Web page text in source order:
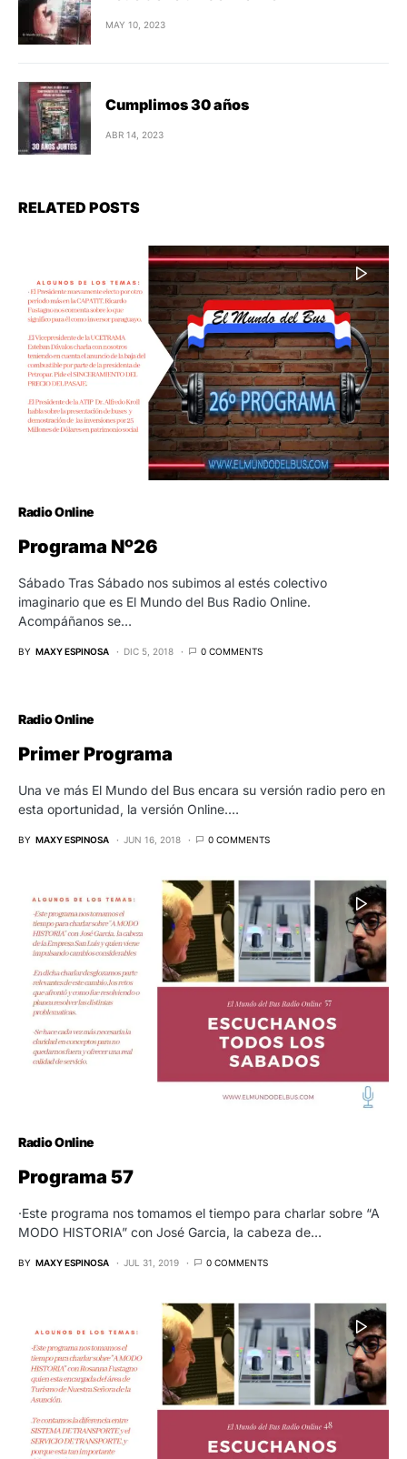
MAY 10, 2023
Cumplimos 30 años
ABR 14, 2023
RELATED POSTS
Radio Online
Programa Nº26
Sábado Tras Sábado nos subimos al estés colectivo
imaginario que es El Mundo del Bus Radio Online.
Acompáñanos se…
BY MAXY ESPINOSA DIC 5, 2018 0 COMMENTS
Radio Online
Primer Programa
Una ve más El Mundo del Bus encara su versión radio pero en
esta oportunidad, la versión Online.…
BY MAXY ESPINOSA JUN 16, 2018 0 COMMENTS
Radio Online
Programa 57
·Este programa nos tomamos el tiempo para charlar sobre “A
MODO HISTORIA” con José Garcia, la cabeza de…
BY MAXY ESPINOSA JUL 31, 2019 0 COMMENTS